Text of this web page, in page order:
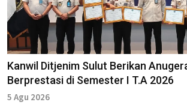
Kanwil Ditjenim Sulut Berikan
Berprestasi di Semester I T.A 2026
5 Agu 2026